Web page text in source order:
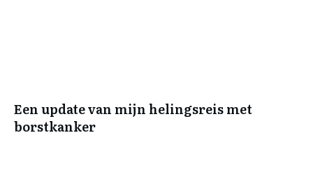
Een update van mijn helingsreis met
borstkanker